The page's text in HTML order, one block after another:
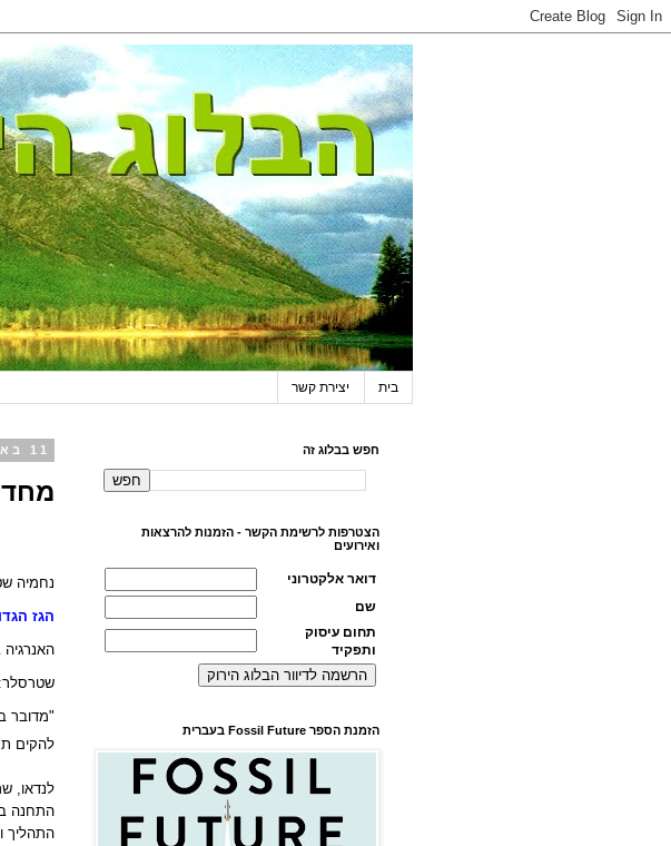
בית יצירת קשר
11 באפריל 2012
נחמיה
הגז
שטרסלר:
"מדובר
להקים
לנדאו,
התחנה
התהליך
חפש בבלוג זה
הצטרפות לרשימת הקשר - הזמנות להרצאות
ואירועים
דואר אלקטרוני
שם
תחום עיסוק
ותפקיד
הזמנת הספר Fossil Future בעברית